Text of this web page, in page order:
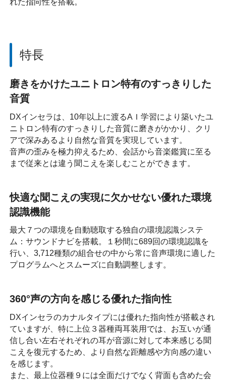
れた指向性を搭載。
特長
磨きをかけたユニトロン特有のすっきりした
音質
DXインセラは、10年以上に渡るAＩ学習により築いたユ
ニトロン特有のすっきりした音質に磨きがかかり、クリ
アで深みあるより自然な音質を実現しています。
音声の歪みを極力抑えるため、会話から音楽鑑賞に至る
まで従来とは違う聞こえを楽しむことができます。
快適な聞こえの実現に欠かせない優れた環境
認識機能
最大７つの環境を自動聴取する独自の環境認識システ
ム：サウンドナビを搭載。１秒間に689回の環境認識を
行い、3,712種類の組合せの中から常に音声環境に適した
プログラムへとスムーズに自動調整します。
360°声の方向を感じる優れた指向性
DXインセラのカナルタイプには優れた指向性が搭載され
ていますが、特に上位３器種両耳装用では、お互いが通
信し合い左右それぞれの耳が音源に対して本来感じる聞
こえを復元するため、より自然な距離感や方向感の違い
を感じます。
また、最上位器種９には全面だけでなく背面も含めた会